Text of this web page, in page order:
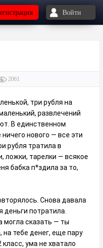
Войти
2061
три рубля на
развлечений
В единственном
нового — все эти
рубля тратила в
ложки, тарелки — всякое
бабка п*здила за то,
Снова давала
деньги потратила.
могла сказать — ты
на тебе денег, еще пару
ума не хватало